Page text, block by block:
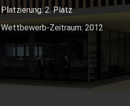
Platzierung: 2. Platz
Wettbewerb-Zeitraum: 2012